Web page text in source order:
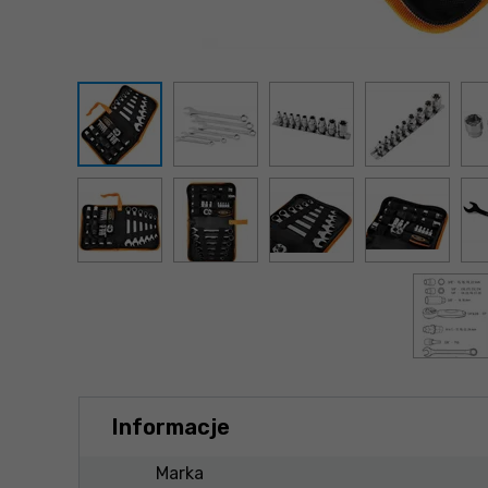
Informacje
Marka